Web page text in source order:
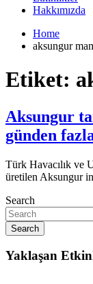
Hakkımızda
Home
aksungur
Etiket:
Aksungur
günden
Türk Havacılık ve
üretilen Aksungur
Search
Search
Yaklaşan